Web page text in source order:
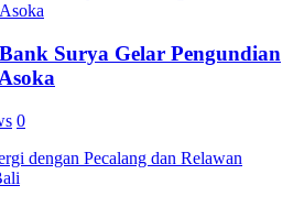
Surya Gelar Pengundian
0